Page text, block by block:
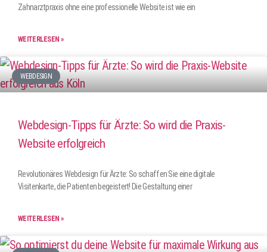
Zahnarztpraxis ohne eine professionelle Website ist wie ein
WEITERLESEN »
WEBDESIGN
Webdesign-Tipps für Ärzte: So wird die Praxis-
Website erfolgreich
Revolutionäres Webdesign für Ärzte: So schaffen Sie eine digitale
Visitenkarte, die Patienten begeistert! Die Gestaltung einer
WEITERLESEN »